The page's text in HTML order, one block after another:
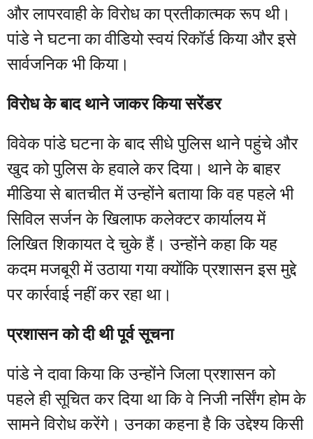
और लापरवाही के विरोध का प्रतीकात्मक रूप थी।
पांडे ने घटना का वीडियो स्वयं रिकॉर्ड किया और इसे
सार्वजनिक भी किया।
विरोध के बाद थाने जाकर किया सरेंडर
विवेक पांडे घटना के बाद सीधे पुलिस थाने पहुंचे और
खुद को पुलिस के हवाले कर दिया। थाने के बाहर
मीडिया से बातचीत में उन्होंने बताया कि वह पहले भी
सिविल सर्जन के खिलाफ कलेक्टर कार्यालय में
लिखित शिकायत दे चुके हैं। उन्होंने कहा कि यह
कदम मजबूरी में उठाया गया क्योंकि प्रशासन इस मुद्दे
पर कार्रवाई नहीं कर रहा था।
प्रशासन को दी थी पूर्व सूचना
पांडे ने दावा किया कि उन्होंने जिला प्रशासन को
पहले ही सूचित कर दिया था कि वे निजी नर्सिंग होम के
सामने विरोध करेंगे। उनका कहना है कि उद्देश्य किसी